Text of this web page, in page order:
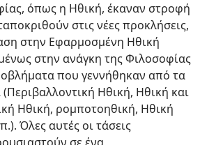
όπως η Ηθική, έκαναν στροφή
στις νέες προκλήσεις,
στην Εφαρμοσμένη Ηθική
στην ανάγκη της Φιλοσοφίας
που γεννήθηκαν από τα
Ηθική, Ηθική και
Ηθική, ρομποτοηθική, Ηθική
Όλες αυτές οι τάσεις